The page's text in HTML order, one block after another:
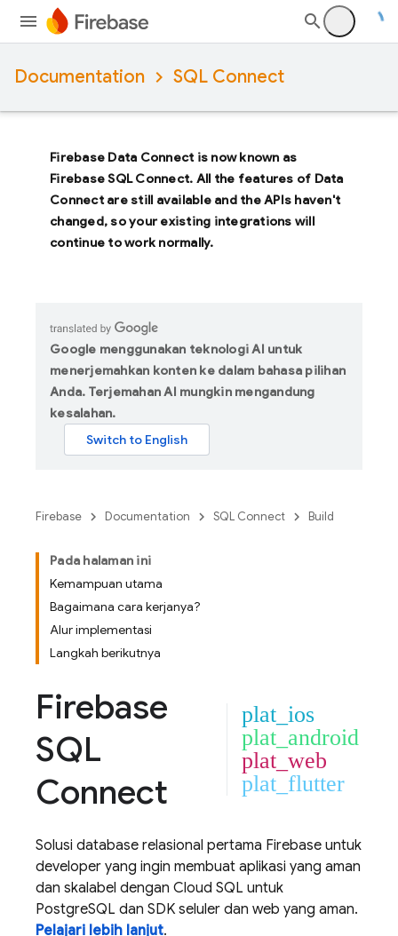
Documentation SQL Connect
Firebase Data Connectis now known as
Firebase SQL Connect. All the features of Data
Connectare still available and the APIs haven't
changed, so your existing integrations will
continue to work normally.
Google menggunakan teknologi AI untuk
menerjemahkan konten ke dalam bahasa pilihan
Anda. Terjemahan AI mungkin mengandung
kesalahan.
Firebase Documentation SQL Connect Build
Pada halaman ini
Kemampuan utama
Bagaimana cara kerjanya?
Alur implementasi
Langkah berikutnya
Firebase
SQL
Connect
plat_ios
plat_android
plat_web
plat_flutter
Solusi database relasional pertama Firebase untuk
developer yang ingin membuat aplikasi yang aman
dan skalabel dengan Cloud SQL untuk
PostgreSQL dan SDK seluler dan web yang aman.
Pelajari lebih lanjut.